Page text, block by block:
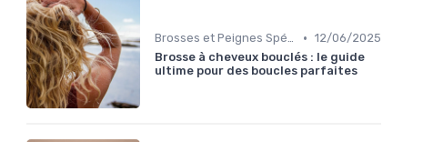
Brosses et Peignes Spéciaux • 12/06/2025
Brosse à cheveux bouclés : le guide
ultime pour des boucles parfaites